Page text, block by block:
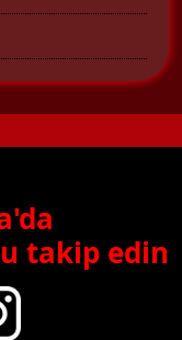
takip edin